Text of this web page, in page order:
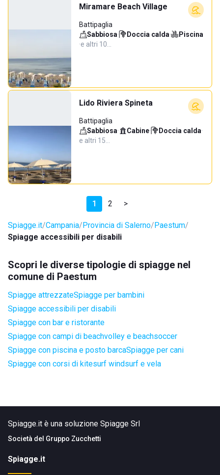
Miramare Beach Village
Battipaglia
Sabbiosa· Doccia calda·
Piscina
·e altri 10…
Lido Riviera Spineta
Battipaglia
Sabbiosa· Cabine· Doccia calda·
e altri 15…
1 2 >
Spiagge.it Campania Provincia di Salerno Paestum
Spiagge accessibili per disabili
Scopri le diverse tipologie di spiagge nel
comune di Paestum
Spiagge attrezzateSpiagge per bambini
Spiagge accessibili per disabili
Spiagge con bar e ristorante
Spiagge con campi di beachvolley e beachsoccer
Spiagge con piscina e posto barcaSpiagge per cani
Spiagge con corsi di kitesurf windsurf e vela
Spiagge.it è una soluzione Spiagge Srl
Società del Gruppo Zucchetti
Spiagge.it